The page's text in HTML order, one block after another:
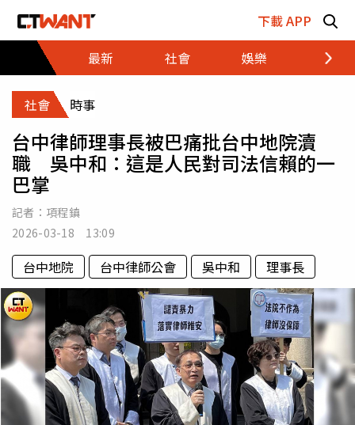
下載 APP
最新
社會 娛樂 財經
社會 時事
台中律師理事長被巴痛批台中地院瀆
職 吳中和：這是人民對司法信賴的一
巴掌
記者： 項程鎮
2026-03-18 13:09
台中地院 台中律師公會 吳中和 理事長